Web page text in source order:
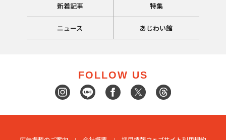
新着記事 特集
ニュース あじわい館
FOLLOW US